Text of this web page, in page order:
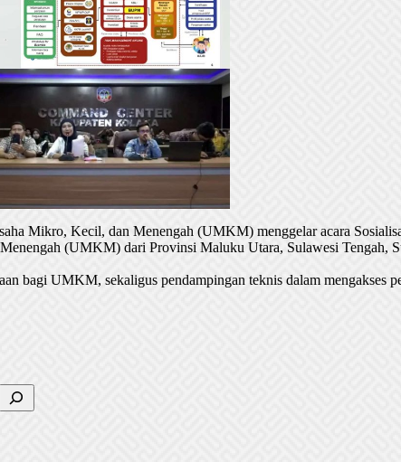
Mikro, Kecil, dan Menengah (UMKM) menggelar acara
(UMKM) dari Provinsi Maluku Utara, Sulawesi Tengah,
bagi UMKM, sekaligus pendampingan teknis dalam mengakses